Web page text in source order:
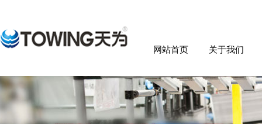
网站首页 关于我们